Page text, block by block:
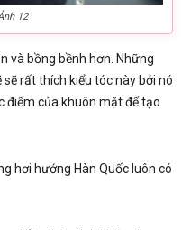
12
và bồng bềnh hơn. Những
rất thích kiểu tóc này bởi nó
điểm của khuôn mặt để tạo
hơi hướng Hàn Quốc luôn có